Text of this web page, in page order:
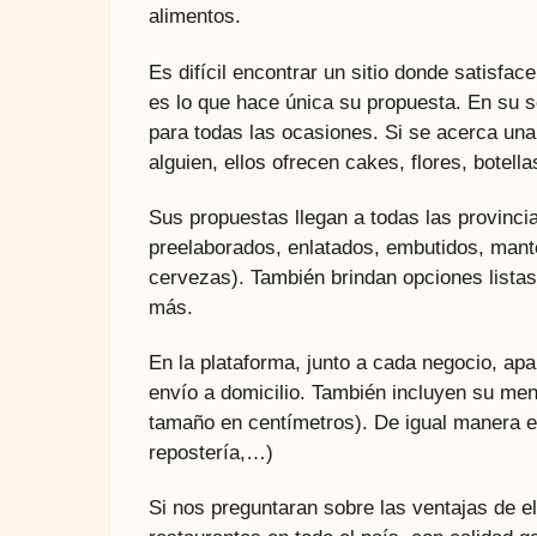
alimentos.
Es difícil encontrar un sitio donde
es lo que hace única su propuesta. En su
para todas las ocasiones. Si se acerca
alguien, ellos ofrecen cakes, flores,
Sus propuestas llegan a todas las
preelaborados, enlatados, embutidos,
cervezas). También brindan opciones
más.
En la plataforma, junto a cada negocio,
envío a domicilio. También incluyen su
tamaño en centímetros). De igual manera
repostería,…)
Si nos preguntaran sobre las ventajas de